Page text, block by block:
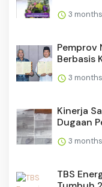
3
Pemprov
Berbasis
3
Kinerja
Dugaan
3
TBS